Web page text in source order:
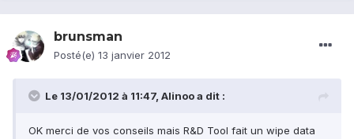
brunsman
Posté(e) 13 janvier 2012
Le 13/01/2012 à 11:47, Alinoo a dit :
OK merci de vos conseils mais R&D Tool fait un wipe data